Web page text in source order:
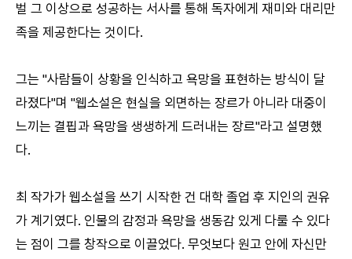
벌 그 이상으로 성공하는 서사를 통해 독자에게 재미와 대리만
족을 제공한다는 것이다.
그는 "사람들이 상황을 인식하고 욕망을 표현하는 방식이 달
라졌다"며 "웹소설은 현실을 외면하는 장르가 아니라 대중이
느끼는 결핍과 욕망을 생생하게 드러내는 장르"라고 설명했
다.
최 작가가 웹소설을 쓰기 시작한 건 대학 졸업 후 지인의 권유
가 계기였다. 인물의 감정과 욕망을 생동감 있게 다룰 수 있다
는 점이 그를 창작으로 이끌었다. 무엇보다 원고 안에 자신만